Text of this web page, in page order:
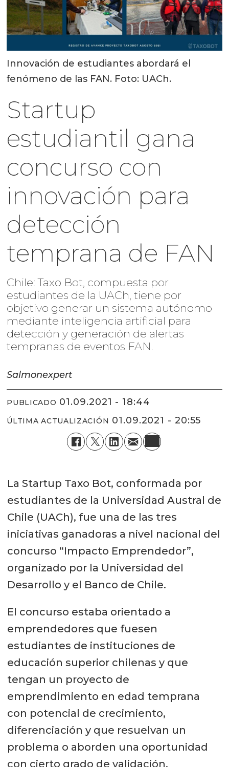
Innovación de estudiantes abordará el
fenómeno de las FAN. Foto: UACh.
Startup
estudiantil gana
concurso con
innovación para
detección
temprana de FAN
Chile: Taxo Bot, compuesta por
estudiantes de la UACh, tiene por
objetivo generar un sistema autónomo
mediante inteligencia artificial para
detección y generación de alertas
tempranas de eventos FAN.
Salmonexpert
PUBLICADO 01.09.2021 - 18:44
ÚLTIMA ACTUALIZACIÓN 01.09.2021 - 20:55
La Startup Taxo Bot, conformada por
estudiantes de la Universidad Austral de
Chile (UACh), fue una de las tres
iniciativas ganadoras a nivel nacional del
concurso “Impacto Emprendedor”,
organizado por la Universidad del
Desarrollo y el Banco de Chile.
El concurso estaba orientado a
emprendedores que fuesen
estudiantes de instituciones de
educación superior chilenas y que
tengan un proyecto de
emprendimiento en edad temprana
con potencial de crecimiento,
diferenciación y que resuelvan un
problema o aborden una oportunidad
con cierto grado de validación.